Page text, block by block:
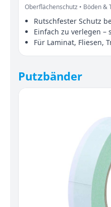
Oberflächenschutz • Böden &
Rutschfester Schutz
Einfach zu verlegen –
Für Laminat, Fliesen,
Putzbänder